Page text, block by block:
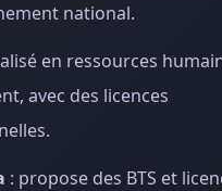
national.
en ressources
avec des licences
: propose des BTS et